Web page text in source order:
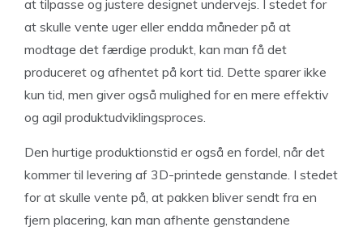
at tilpasse og justere designet undervejs. I stedet for
at skulle vente uger eller endda måneder på at
modtage det færdige produkt, kan man få det
produceret og afhentet på kort tid. Dette sparer ikke
kun tid, men giver også mulighed for en mere effektiv
og agil produktudviklingsproces.
Den hurtige produktionstid er også en fordel, når det
kommer til levering af 3D-printede genstande. I stedet
for at skulle vente på, at pakken bliver sendt fra en
fjern placering, kan man afhente genstandene